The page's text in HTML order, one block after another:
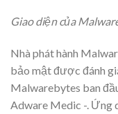
Giao diện của
Nhà phát hành
bảo mật được đánh
Malwarebytes ban
Adware Medic -. Ứng